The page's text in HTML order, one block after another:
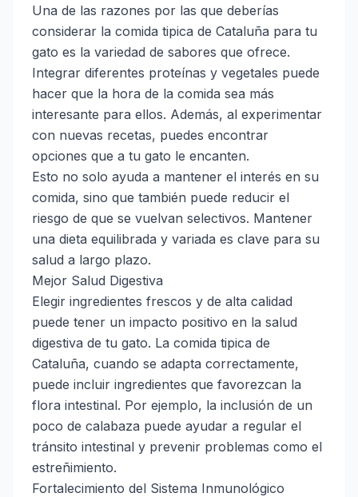
Una de las razones por las que deberías
considerar la comida tipica de Cataluña para tu
gato es la variedad de sabores que ofrece.
Integrar diferentes proteínas y vegetales puede
hacer que la hora de la comida sea más
interesante para ellos. Además, al experimentar
con nuevas recetas, puedes encontrar
opciones que a tu gato le encanten.
Esto no solo ayuda a mantener el interés en su
comida, sino que también puede reducir el
riesgo de que se vuelvan selectivos. Mantener
una dieta equilibrada y variada es clave para su
salud a largo plazo.
Mejor Salud Digestiva
Elegir ingredientes frescos y de alta calidad
puede tener un impacto positivo en la salud
digestiva de tu gato. La comida tipica de
Cataluña, cuando se adapta correctamente,
puede incluir ingredientes que favorezcan la
flora intestinal. Por ejemplo, la inclusión de un
poco de calabaza puede ayudar a regular el
tránsito intestinal y prevenir problemas como el
estreñimiento.
Fortalecimiento del Sistema Inmunológico